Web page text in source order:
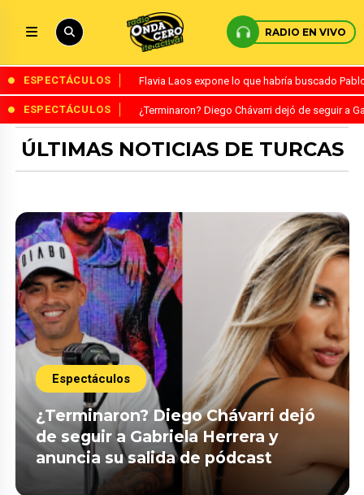
RADIO EN VIVO
ESPECTÁCULOS Flavia Laos expone lo que habría buscado
ESPECTÁCULOS ¿Terminaron? Diego Chávarri dejó de seguir a
ÚLTIMAS NOTICIAS DE TURCAS
Espectáculos
¿Terminaron? Diego Chávarri dejó
de seguir a Gabriela Herrera y
anuncia su salida de pódcast